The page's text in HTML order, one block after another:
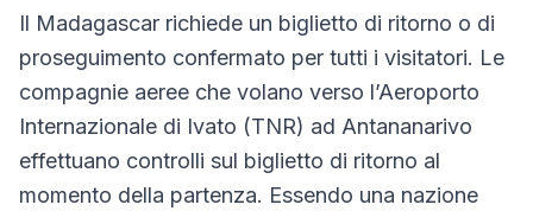
Il Madagascar richiede un biglietto di ritorno o di
proseguimento confermato per tutti i visitatori. Le
compagnie aeree che volano verso l’Aeroporto
Internazionale di Ivato (TNR) ad Antananarivo
effettuano controlli sul biglietto di ritorno al
momento della partenza. Essendo una nazione